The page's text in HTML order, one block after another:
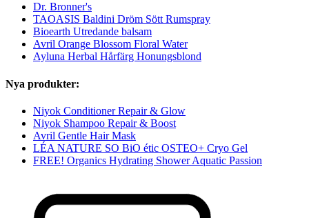
Dr. Bronner's
TAOASIS Baldini Dröm Sött Rumspray
Bioearth Utredande balsam
Avril Orange Blossom Floral Water
Ayluna Herbal Hårfärg Honungsblond
Nya produkter:
Niyok Conditioner Repair & Glow
Niyok Shampoo Repair & Boost
Avril Gentle Hair Mask
LÉA NATURE SO BiO étic OSTEO+ Cryo Gel
FREE! Organics Hydrating Shower Aquatic Passion